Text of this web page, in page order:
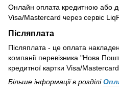
Онлайн оплата кредитною або
Visa/Mastercard через сервіс
Післяплата
Післяплата - це оплата
компанії перевізника "Нова
кредитної картки Visa/Mastercard
Більше інформації в розділі